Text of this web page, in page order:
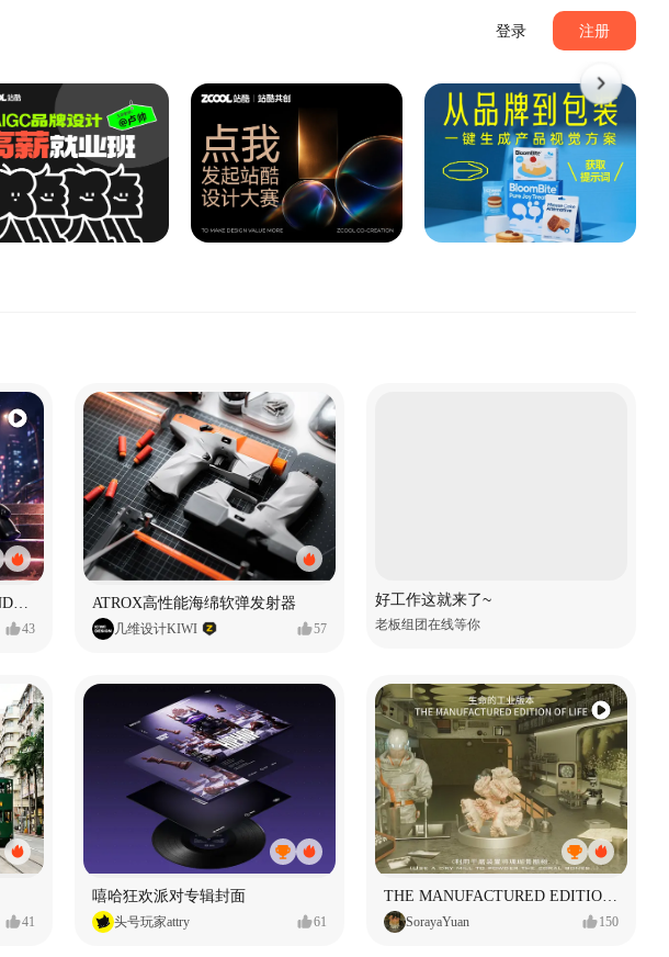
登录 注册
《逆生｜街头流行》#MVLAND嘻哈狂欢派对
43
ATROX高性能海绵软弹发射器
几维设计KIWI 57
好工作这就来了~
老板组团在线等你
41
嘻哈狂欢派对专辑封面
头号玩家attry 61 SorayaYuan 150